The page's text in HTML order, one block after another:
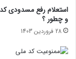
استعلام رفع مسدودی
و چطور ؟
28 فروردین 1403